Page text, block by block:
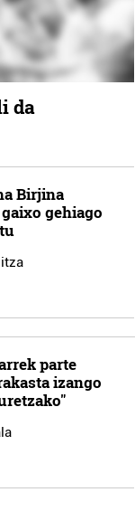
da
Birjina
gehiago
parte
izango